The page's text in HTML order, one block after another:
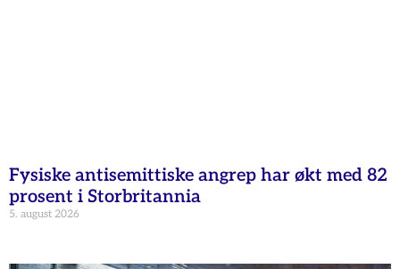
Fysiske antisemittiske angrep har økt med 82
prosent i Storbritannia
5. august 2026